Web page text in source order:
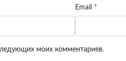
Email *
моих комментариев.